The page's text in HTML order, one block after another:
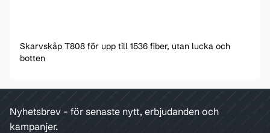
Skarvskåp T808 för upp till 1536 fiber, utan lucka och
botten
Nyhetsbrev - för senaste nytt, erbjudanden och
kampanjer.